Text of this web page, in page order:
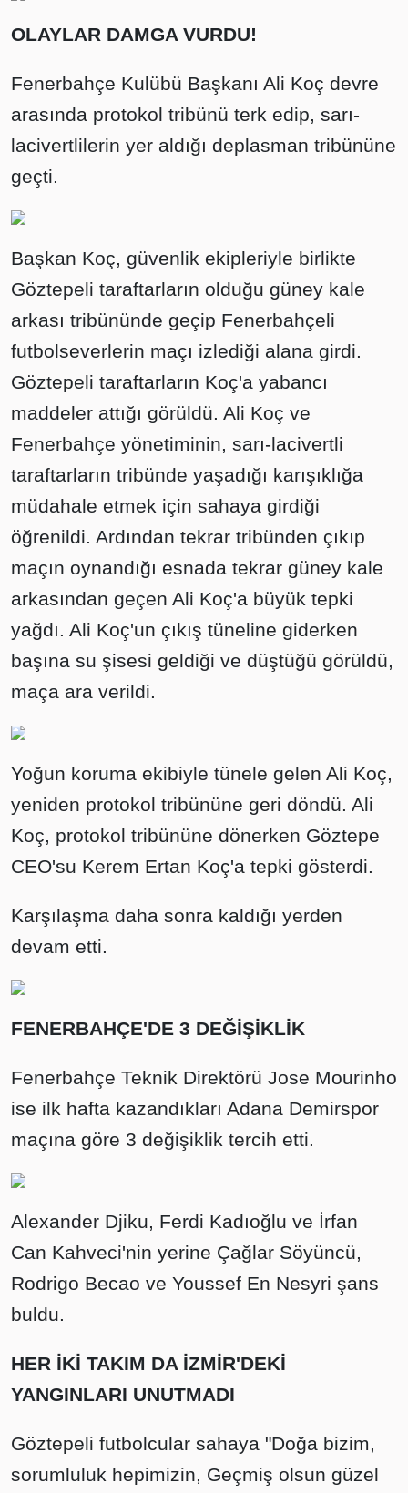
OLAYLAR DAMGA VURDU!
Fenerbahçe Kulübü Başkanı Ali Koç devre
arasında protokol tribünü terk edip, sarı-
lacivertlilerin yer aldığı deplasman tribününe
geçti.
Başkan Koç, güvenlik ekipleriyle birlikte
Göztepeli taraftarların olduğu güney kale
arkası tribününde geçip Fenerbahçeli
futbolseverlerin maçı izlediği alana girdi.
Göztepeli taraftarların Koç'a yabancı
maddeler attığı görüldü. Ali Koç ve
Fenerbahçe yönetiminin, sarı-lacivertli
taraftarların tribünde yaşadığı karışıklığa
müdahale etmek için sahaya girdiği
öğrenildi. Ardından tekrar tribünden çıkıp
maçın oynandığı esnada tekrar güney kale
arkasından geçen Ali Koç'a büyük tepki
yağdı. Ali Koç'un çıkış tüneline giderken
başına su şisesi geldiği ve düştüğü görüldü,
maça ara verildi.
Yoğun koruma ekibiyle tünele gelen Ali Koç,
yeniden protokol tribününe geri döndü. Ali
Koç, protokol tribününe dönerken Göztepe
CEO'su Kerem Ertan Koç'a tepki gösterdi.
Karşılaşma daha sonra kaldığı yerden
devam etti.
FENERBAHÇE'DE 3 DEĞİŞİKLİK
Fenerbahçe Teknik Direktörü Jose Mourinho
ise ilk hafta kazandıkları Adana Demirspor
maçına göre 3 değişiklik tercih etti.
Alexander Djiku, Ferdi Kadıoğlu ve İrfan
Can Kahveci'nin yerine Çağlar Söyüncü,
Rodrigo Becao ve Youssef En Nesyri şans
buldu.
HER İKİ TAKIM DA İZMİR'DEKİ
YANGINLARI UNUTMADI
Göztepeli futbolcular sahaya "Doğa bizim,
sorumluluk hepimizin, Geçmiş olsun güzel